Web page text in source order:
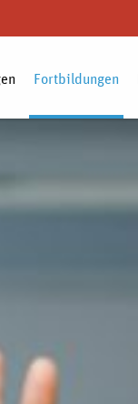
Fortbildungen